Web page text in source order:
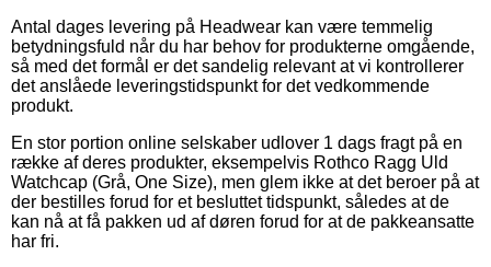
Antal dages levering på Headwear kan være temmelig
betydningsfuld når du har behov for produkterne omgående,
så med det formål er det sandelig relevant at vi kontrollerer
det anslåede leveringstidspunkt for det vedkommende
produkt.
En stor portion online selskaber udlover 1 dags fragt på en
række af deres produkter, eksempelvis Rothco Ragg Uld
Watchcap (Grå, One Size), men glem ikke at det beroer på at
der bestilles forud for et besluttet tidspunkt, således at de
kan nå at få pakken ud af døren forud for at de pakkeansatte
har fri.